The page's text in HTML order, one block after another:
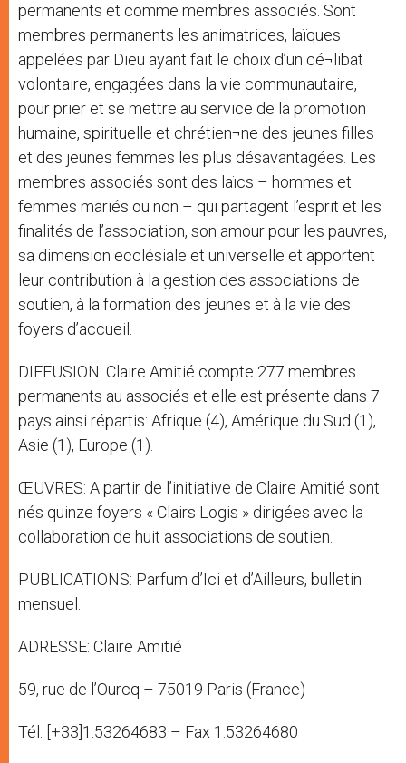
permanents et comme membres associés. Sont
membres permanents les animatrices, laïques
appelées par Dieu ayant fait le choix d’un cé¬libat
volontaire, engagées dans la vie communautaire,
pour prier et se mettre au service de la promotion
humaine, spirituelle et chrétien¬ne des jeunes filles
et des jeunes femmes les plus désavantagées. Les
membres associés sont des laïcs – hommes et
femmes mariés ou non – qui partagent l’esprit et les
finalités de l’association, son amour pour les pauvres,
sa dimension ecclésiale et universelle et apportent
leur contribution à la gestion des associations de
soutien, à la formation des jeunes et à la vie des
foyers d’accueil.
DIFFUSION: Claire Amitié compte 277 membres
permanents au associés et elle est présente dans 7
pays ainsi répartis: Afrique (4), Amérique du Sud (1),
Asie (1), Europe (1).
ŒUVRES: A partir de l’initiative de Claire Amitié sont
nés quinze foyers « Clairs Logis » dirigées avec la
collaboration de huit associations de soutien.
PUBLICATIONS: Parfum d’Ici et d’Ailleurs, bulletin
mensuel.
ADRESSE: Claire Amitié
59, rue de l’Ourcq – 75019 Paris (France)
Tél. [+33]1.53264683 – Fax 1.53264680